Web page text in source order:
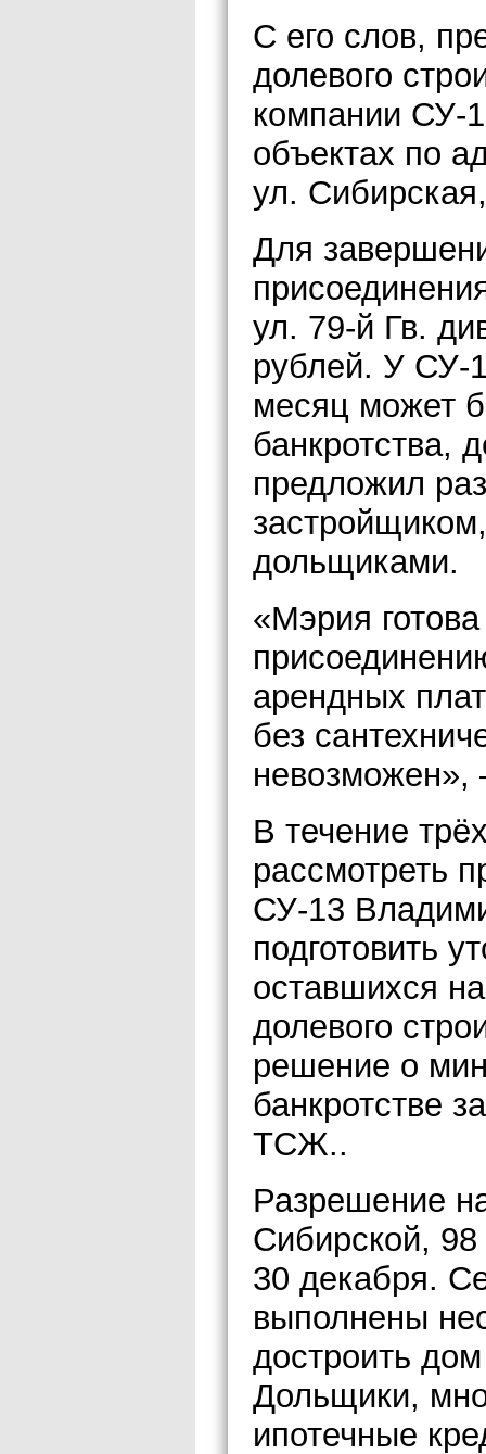
С его слов,
долевого
компании СУ-
объектах по
ул.
Для
ул. 79-й Гв.
рублей. У СУ-
месяц может
банкротства,
предложил
дольщиками.
«Мэрия
арендных
без
В течение
рассмотреть
СУ-13
подготовить
оставшихся
долевого
решение о
банкротстве
ТСЖ..
Разрешение
Сибирской,
30 декабря.
выполнены
достроить
Дольщики,
ипотечные